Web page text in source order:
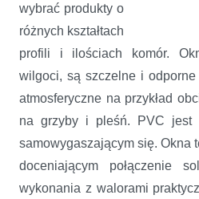
wybrać produkty o
różnych kształtach
profili i ilościach komór.
wilgoci, są szczelne i
atmosferyczne na przykład
na grzyby i pleśń. PVC jest
samowygaszającym się. Okna
doceniającym połączenie
wykonania z walorami